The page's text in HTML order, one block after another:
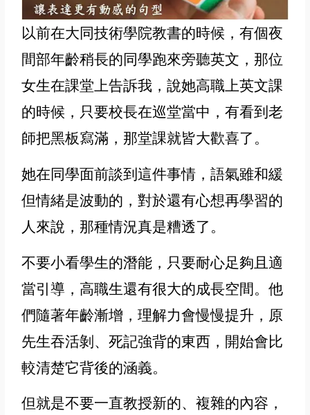
以前在大同技術學院教書的時候，有個夜
間部年齡稍長的同學跑來旁聽英文，那位
女生在課堂上告訴我，說她高職上英文課
的時候，只要校長在巡堂當中 ，有看到老
師把黑板寫滿 ，那堂課就皆大歡喜了 。
她在同學面前談到這件事情，語氣雖和緩
但情緒是波動的，對於還有心想再學習的
人來說 ，那種情況真是糟透了。
不要小看學生的潛能，只要耐心足夠且適
當引導，高職生還有很大的成長空間。他
們隨著年齡漸增，理解力會慢慢提升，原
先生吞活剝、死記強背的東西，開始會比
較清楚它背後的涵義。
但就是不要一直教授新的、複雜的內容，